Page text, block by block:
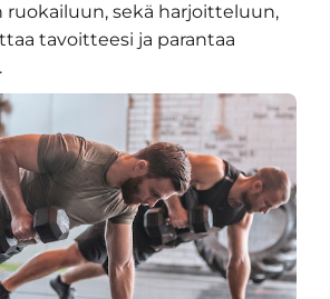
sekä harjoitteluun,
tavoitteesi ja parantaa